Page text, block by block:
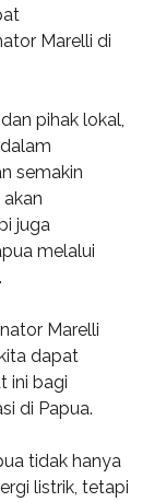
Marelli di
pihak lokal,
semakin
juga
melalui
Marelli
dapat
ini bagi
di Papua.
tidak hanya
listrik, tetapi